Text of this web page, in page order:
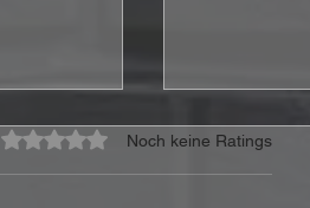
Mit 0 von 5 Sternen bewertet.
Noch keine Ratings